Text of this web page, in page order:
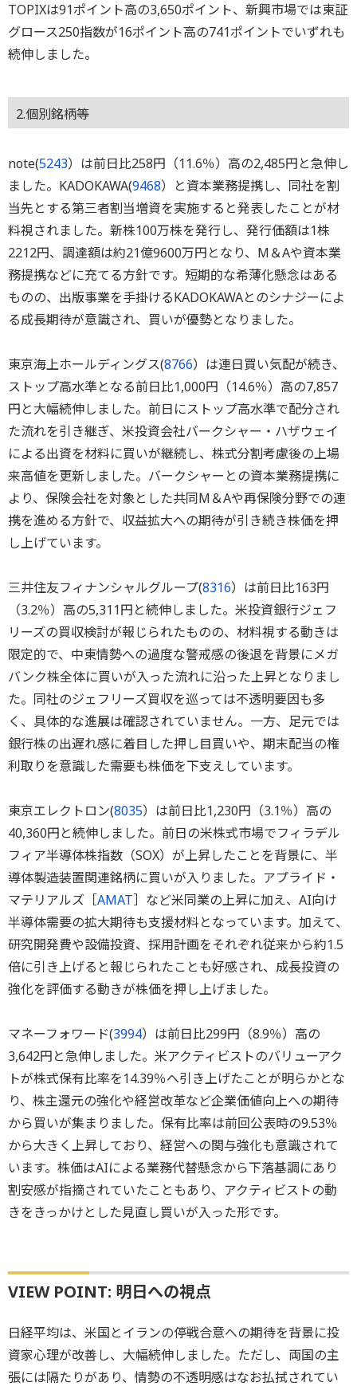
TOPIXは91ポイント高の3,650ポイント、新興市場では東証
グロース250指数が16ポイント高の741ポイントでいずれも
続伸しました。
2.個別銘柄等
note(5243）は前日比258円（11.6％）高の2,485円と急伸し
ました。KADOKAWA(9468）と資本業務提携し、同社を割
当先とする第三者割当増資を実施すると発表したことが材
料視されました。新株100万株を発行し、発行価額は1株
2212円、調達額は約21億9600万円となり、M＆Aや資本業
務提携などに充てる方針です。短期的な希薄化懸念はある
ものの、出版事業を手掛けるKADOKAWAとのシナジーによ
る成長期待が意識され、買いが優勢となりました。
東京海上ホールディングス(8766）は連日買い気配が続き、
ストップ高水準となる前日比1,000円（14.6％）高の7,857
円と大幅続伸しました。前日にストップ高水準で配分され
た流れを引き継ぎ、米投資会社バークシャー・ハザウェイ
による出資を材料に買いが継続し、株式分割考慮後の上場
来高値を更新しました。バークシャーとの資本業務提携に
より、保険会社を対象とした共同M＆Aや再保険分野での連
携を進める方針で、収益拡大への期待が引き続き株価を押
し上げています。
三井住友フィナンシャルグループ(8316）は前日比163円
（3.2％）高の5,311円と続伸しました。米投資銀行ジェフ
リーズの買収検討が報じられたものの、材料視する動きは
限定的で、中東情勢への過度な警戒感の後退を背景にメガ
バンク株全体に買いが入った流れに沿った上昇となりまし
た。同社のジェフリーズ買収を巡っては不透明要因も多
く、具体的な進展は確認されていません。一方、足元では
銀行株の出遅れ感に着目した押し目買いや、期末配当の権
利取りを意識した需要も株価を下支えしています。
東京エレクトロン(8035）は前日比1,230円（3.1％）高の
40,360円と続伸しました。前日の米株式市場でフィラデル
フィア半導体株指数（SOX）が上昇したことを背景に、半
導体製造装置関連銘柄に買いが入りました。アプライド・
マテリアルズ［AMAT］など米同業の上昇に加え、AI向け
半導体需要の拡大期待も支援材料となっています。加えて、
研究開発費や設備投資、採用計画をそれぞれ従来から約1.5
倍に引き上げると報じられたことも好感され、成長投資の
強化を評価する動きが株価を押し上げました。
マネーフォワード(3994）は前日比299円（8.9％）高の
3,642円と急伸しました。米アクティビストのバリューアク
トが株式保有比率を14.39％へ引き上げたことが明らかとな
り、株主還元の強化や経営改革など企業価値向上への期待
から買いが集まりました。保有比率は前回公表時の9.53％
から大きく上昇しており、経営への関与強化も意識されて
います。株価はAIによる業務代替懸念から下落基調にあり
割安感が指摘されていたこともあり、アクティビストの動
きをきっかけとした見直し買いが入った形です。
VIEW POINT: 明日への視点
日経平均は、米国とイランの停戦合意への期待を背景に投
資家心理が改善し、大幅続伸しました。ただし、両国の主
張には隔たりがあり、情勢の不透明感はなお払拭されてい